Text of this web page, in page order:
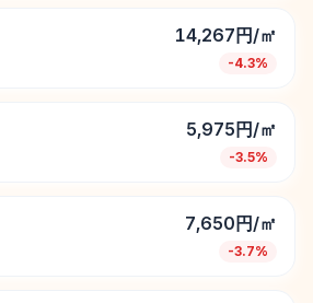
14,267円/㎡
-4.3%
5,975円/㎡
-3.5%
7,650円/㎡
-3.7%